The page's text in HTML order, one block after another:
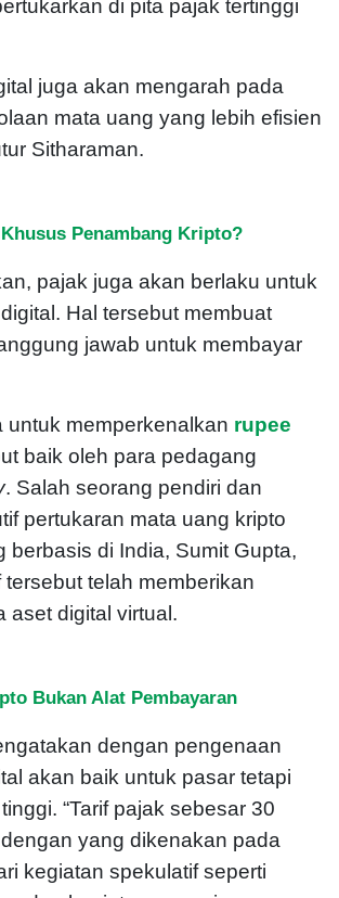
di pita pajak tertinggi
juga akan mengarah pada
mata uang yang lebih efisien
Sitharaman.
Khusus Penambang Kripto?
pajak juga akan berlaku untuk
Hal tersebut membuat
jawab untuk membayar
untuk memperkenalkan rupee
baik oleh para pedagang
. Salah seorang pendiri dan
pertukaran mata uang kripto
berbasis di India, Sumit Gupta,
tersebut telah memberikan
aset digital virtual.
Bukan Alat Pembayaran
dengan pengenaan
akan baik untuk pasar tetapi
“Tarif pajak sebesar 30
yang dikenakan pada
kegiatan spekulatif seperti